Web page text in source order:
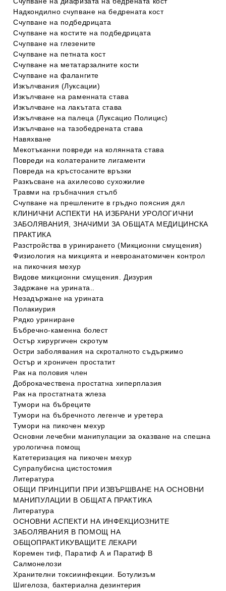
Надкондилно счупване на бедрената кост
Счупване на подбедрицата
Счупване на костите на подбедрицата
Счупване на глезените
Счупване на петната кост
Счупване на метатарзалните кости
Счупване на фалангите
Изкълчвания (Луксации)
Изкълчване на раменната става
Изкълчване на лакътата става
Изкълчване на палеца (Луксацио Полицис)
Изкълчване на тазобедрената става
Навяхване
Мекотъканни повреди на колянната става
Повреди на колатераните лигаменти
Повреда на кръстосаните връзки
Разкъсване на ахилесово сухожилие
Травми на гръбначния стълб
Счупване на прешлените в гръдно поясния дял
КЛИНИЧНИ АСПЕКТИ НА ИЗБРАНИ УРОЛОГИЧНИ
ЗАБОЛЯВАНИЯ, ЗНАЧИМИ ЗА ОБЩАТА МЕДИЦИНСКА
ПРАКТИКА
Разстройства в уринирането (Микционни смущения)
Физиология на микцията и невроанатомичен контрол
на пикочния мехур
Видове микционни смущения. Дизурия
Задржане на урината..
Незадържане на урината
Полакиурия
Рядко уриниране
Бъбречно-каменна болест
Остър хирургичен скротум
Остри заболявания на скроталното съдържимо
Остър и хроничен простатит
Рак на половия член
Доброкачествена простатна хиперплазия
Рак на простатната жлеза
Тумори на бъбреците
Тумори на бъбречното легенче и уретера
Тумори на пикочен мехур
Основни лечебни манипулации за оказване на спешна
урологична помощ
Катетеризация на пикочен мехур
Супрапубисна цистостомия
Литература
ОБЩИ ПРИНЦИПИ ПРИ ИЗВЪРШВАНЕ НА ОСНОВНИ
МАНИПУЛАЦИИ В ОБЩАТА ПРАКТИКА
Литература
ОСНОВНИ АСПЕКТИ НА ИНФЕКЦИОЗНИТЕ
ЗАБОЛЯВАНИЯ В ПОМОЩ НА
ОБЩОПРАКТИКУВАЩИТЕ ЛЕКАРИ
Коремен тиф, Паратиф А и Паратиф В
Салмонелози
Хранителни токсиинфекции. Ботулизъм
Шигелоза, бактериална дезинтерия